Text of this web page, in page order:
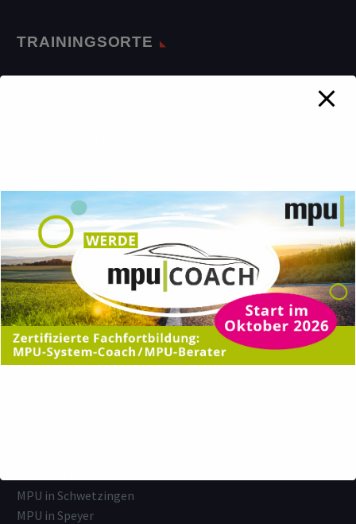
TRAININGSORTE
MPU in Dornburg
MPU in Duisburg
MPU in Essen
MPU in Gelsenkirchen
MPU in Heidelberg
MPU in Koblenz
MPU in Lüneburg
MPU in Montabaur
MPU in Neumarkt
MPU in Schwetzingen
MPU in Speyer